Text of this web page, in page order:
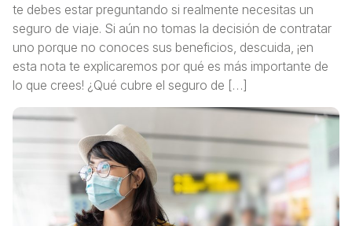
te debes estar preguntando si realmente necesitas un
seguro de viaje. Si aún no tomas la decisión de contratar
uno porque no conoces sus beneficios, descuida, ¡en
esta nota te explicaremos por qué es más importante de
lo que crees! ¿Qué cubre el seguro de […]